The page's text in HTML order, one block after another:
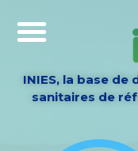
INIES, la base
sanitaires de